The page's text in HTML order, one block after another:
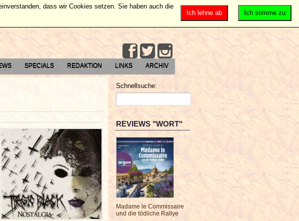
SPECIALS REDAKTION LINKS ARCHIV
Schnellsuche:
REVIEWS "WORT"
Madame le Commissaire
und die tödliche Rallye
Ich stimme zu
Ich lehne ab
dass wir Cookies setzen. Sie haben auch die